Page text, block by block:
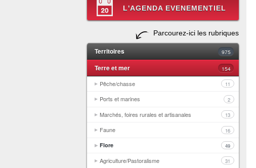
L'AGENDA EVENEMENTIEL
Parcourez-ici les rubriques
Territoires 975
Terre et mer 154
Pêche/chasse 11
Ports et marines 2
Marchés, foires rurales et artisanales 13
Faune 16
Flore 49
Agriculture/Pastoralisme 31